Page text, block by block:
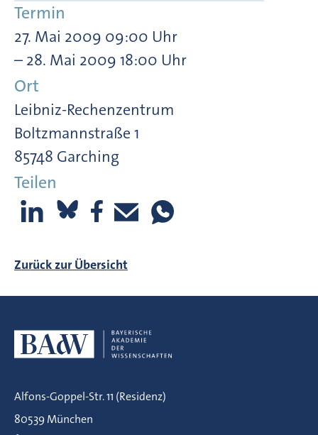
Termin
27. Mai 2009 09:00 Uhr
– 28. Mai 2009 18:00 Uhr
Ort
Leibniz-Rechenzentrum
Boltzmannstraße 1
85748 Garching
Teilen
Zurück zur Übersicht
Alfons-Goppel-Str. 11 (Residenz)
80539 München